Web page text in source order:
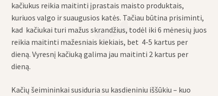
kačiukus reikia maitinti įprastais maisto produktais,
kuriuos valgo ir suaugusios katės. Tačiau būtina prisiminti,
kad kačiukai turi mažus skrandžius, todėl iki 6 mėnesių juos
reikia maitinti mažesniais kiekiais, bet 4-5 kartus per
dieną. Vyresnį kačiuką galima jau maitinti 2 kartus per
dieną.
Kačių šeimininkai susiduria su kasdieniniu iššūkiu – kuo